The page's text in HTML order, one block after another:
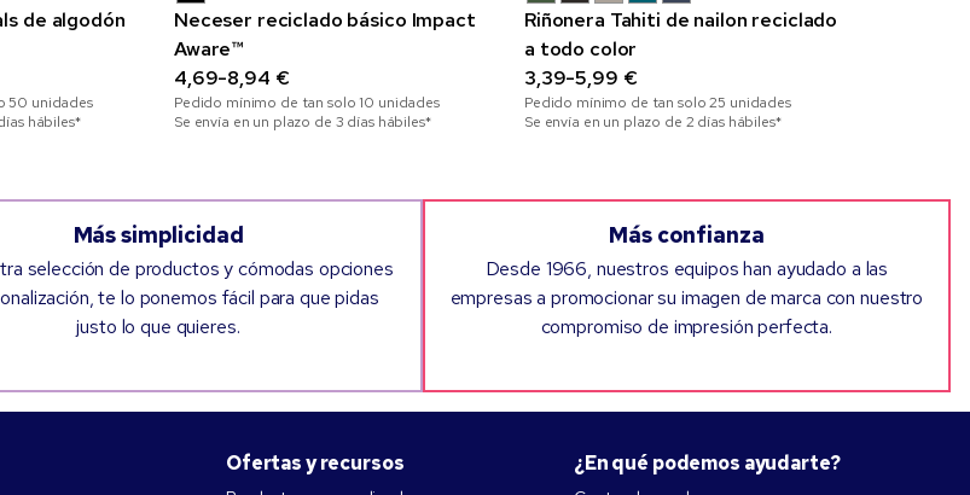
de algodón
50 unidades
hábiles*
Neceser reciclado básico Impact
Aware™
4,69-8,94 €
Pedido mínimo de tan solo 10 unidades
Se envía en un plazo de 3 días hábiles*
Riñonera Tahiti de nailon reciclado
a todo color
3,39-5,99 €
Pedido mínimo de tan solo25 unidades
Se envía en un plazo de 2 días hábiles*
Más simplicidad
selección de productos y cómodas opciones
te lo ponemos fácil para que pidas
justo lo que quieres.
Más confianza
Desde 1966, nuestros equipos han ayudado a las
empresas a promocionar su imagen de marca con nuestro
compromiso de impresión perfecta.
Ofertas y recursos ¿En qué podemos ayudarte?